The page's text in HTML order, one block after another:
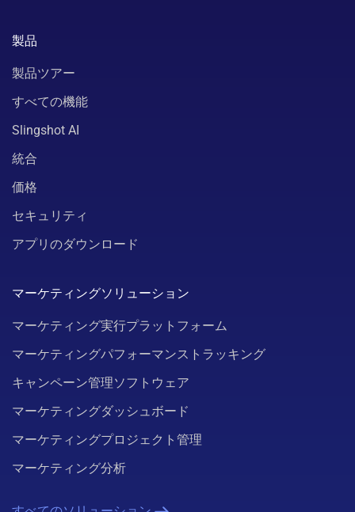
製品
製品ツアー
すべての機能
Slingshot AI
統合
価格
セキュリティ
アプリのダウンロード
マーケティングソリューション
マーケティング実行プラットフォーム
マーケティングパフォーマンストラッキング
キャンペーン管理ソフトウェア
マーケティングダッシュボード
マーケティングプロジェクト管理
マーケティング分析